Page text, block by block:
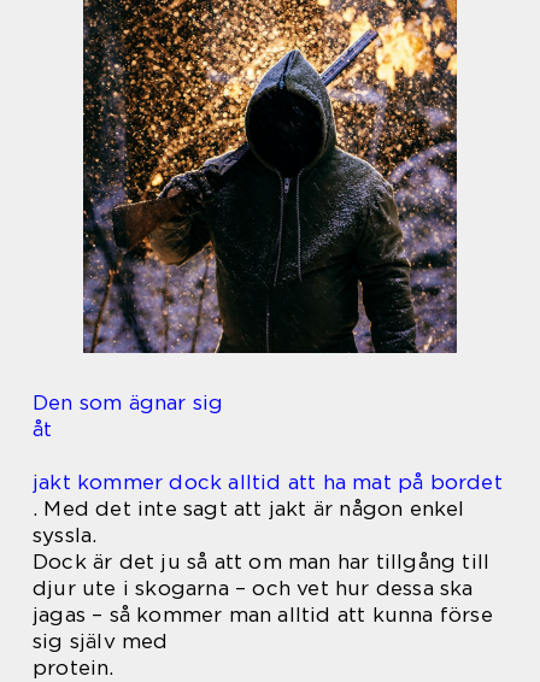
Den som ägnar sig
åt
jakt kommer dock alltid att ha mat på bordet
. Med det inte sagt att jakt är någon enkel
syssla.
Dock är det ju så att om man har tillgång till
djur ute i skogarna – och vet hur dessa ska
jagas – så kommer man alltid att kunna förse
sig själv med
protein.